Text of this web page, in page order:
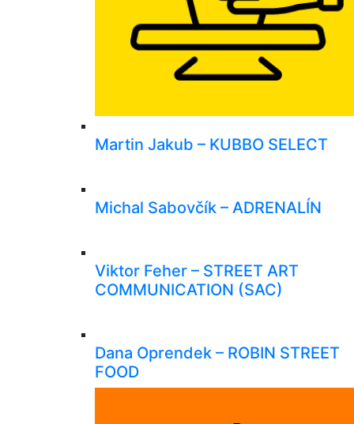
Martin Jakub – KUBBO SELECT
Michal Sabovčík – ADRENALÍN
Viktor Feher – STREET ART
COMMUNICATION (SAC)
Dana Oprendek – ROBIN STREET
FOOD